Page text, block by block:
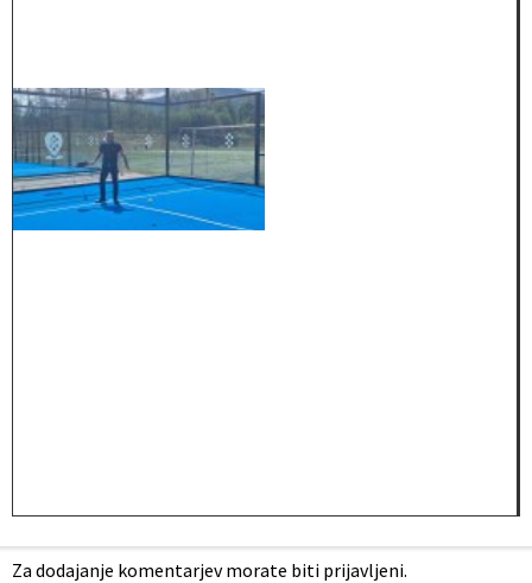
Za dodajanje komentarjev morate biti prijavljeni.